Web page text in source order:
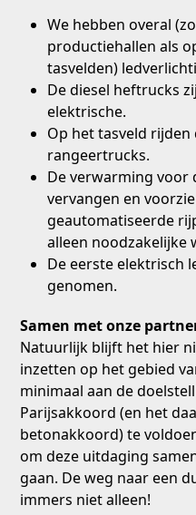
We hebben overal
productiehallen als
tasvelden)
De diesel heftrucks
elektrische.
Op het tasveld
rangeertrucks.
De verwarming voor
vervangen en
geautomatiseerde
alleen noodzakelijke
De eerste elektrisch
genomen.
Samen met onze
Natuurlijk blijft het hier
inzetten op het gebied
minimaal aan de
Parijsakkoord (en het
betonakkoord) te
om deze uitdaging
gaan. De weg naar een
immers niet alleen!